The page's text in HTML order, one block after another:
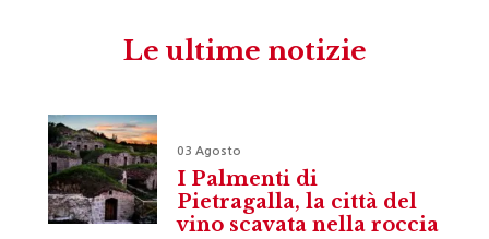
Le ultime notizie
03 Agosto
I Palmenti di
Pietragalla, la città del
vino scavata nella roccia